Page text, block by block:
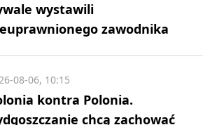
wystawili
zawodnika
kontra Polonia.
chcą zachować
08-06, 10:15